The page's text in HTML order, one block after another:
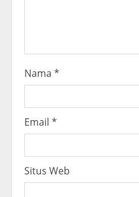
g
Nama *
Email *
Situs Web